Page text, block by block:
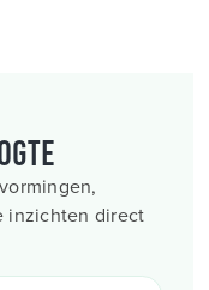
inzichten direct